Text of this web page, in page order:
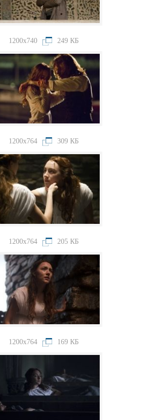
1200x740 249 КБ
1200x764 309 КБ
1200x764 205 КБ
1200x764 169 КБ